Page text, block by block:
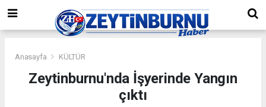
Anasayfa KÜLTÜR
Zeytinburnu'nda İşyerinde Yangın
çıktı